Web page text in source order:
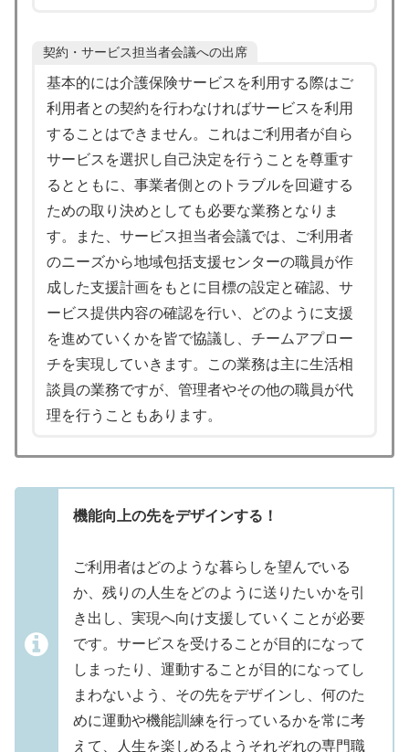
契約・サービス担当者会議への出席
基本的には介護保険サービスを利用する際はご
利用者との契約を行わなければサービスを利用
することはできません。これはご利用者が自ら
サービスを選択し自己決定を行うことを尊重す
るとともに、事業者側とのトラブルを回避する
ための取り決めとしても必要な業務となりま
す。また、サービス担当者会議では、ご利用者
のニーズから地域包括支援センターの職員が作
成した支援計画をもとに目標の設定と確認、サ
ービス提供内容の確認を行い、どのように支援
を進めていくかを皆で協議し、チームアプロー
チを実現していきます。この業務は主に生活相
談員の業務ですが、管理者やその他の職員が代
理を行うこともあります。
機能向上の先をデザインする！
ご利用者はどのような暮らしを望んでいる
か、残りの人生をどのように送りたいかを引
き出し、実現へ向け支援していくことが必要
です。サービスを受けることが目的になって
しまったり、運動することが目的になってし
まわないよう、その先をデザインし、何のた
めに運動や機能訓練を行っているかを常に考
えて、人生を楽しめるようそれぞれの専門職